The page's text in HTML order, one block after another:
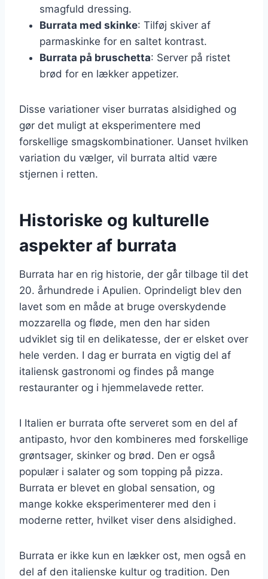
smagfuld dressing.
Burrata med skinke: Tilføj skiver af
parmaskinke for en saltet kontrast.
Burrata på bruschetta: Server på ristet
brød for en lækker appetizer.
Disse variationer viser burratas alsidighed og
gør det muligt at eksperimentere med
forskellige smagskombinationer. Uanset hvilken
variation du vælger, vil burrata altid være
stjernen i retten.
Historiske og kulturelle
aspekter af burrata
Burrata har en rig historie, der går tilbage til det
20. århundrede i Apulien. Oprindeligt blev den
lavet som en måde at bruge overskydende
mozzarella og fløde, men den har siden
udviklet sig til en delikatesse, der er elsket over
hele verden. I dag er burrata en vigtig del af
italiensk gastronomi og findes på mange
restauranter og i hjemmelavede retter.
I Italien er burrata ofte serveret som en del af
antipasto, hvor den kombineres med forskellige
grøntsager, skinker og brød. Den er også
populær i salater og som topping på pizza.
Burrata er blevet en global sensation, og
mange kokke eksperimenterer med den i
moderne retter, hvilket viser dens alsidighed.
Burrata er ikke kun en lækker ost, men også en
del af den italienske kultur og tradition. Den